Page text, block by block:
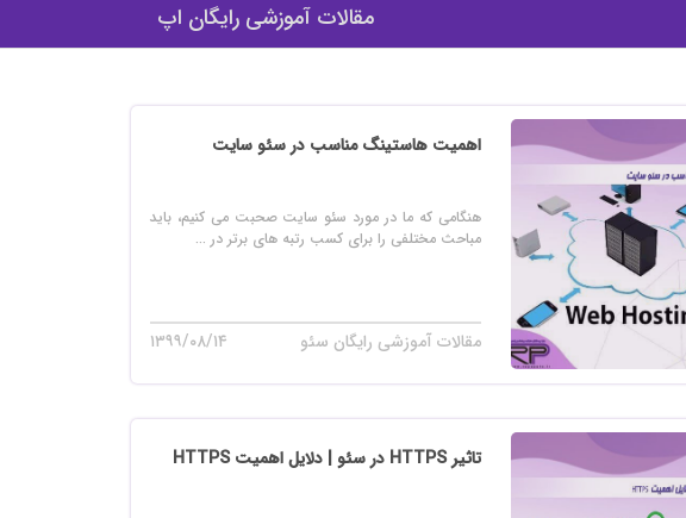
مقالات آموزشی رایگان اپ
اهمیت هاستینگ مناسب در سئو سایت
هنگامی که ما در مورد سئو سایت صحبت می کنیم، باید
مباحث مختلفی را برای کسب رتبه های برتر در ...
مقالات آموزشی رایگان سئو ۱۳۹۹/۰۸/۱۴
تاثیر HTTPS در سئو | دلایل اهمیت HTTPS